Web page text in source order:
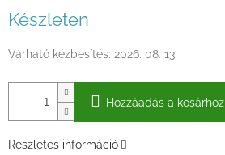
Készleten
Várható kézbesítés: 2026. 08. 13.
Hozzáadás a kosárhoz
Részletes információ